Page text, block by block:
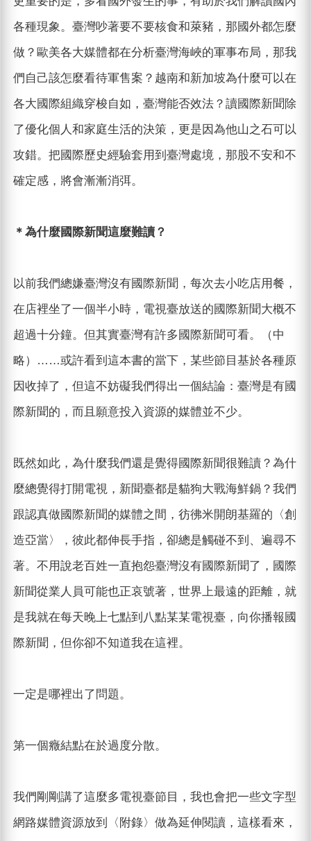
各種現象。臺灣吵著要不要核食和萊豬，那國外都怎麼
做？歐美各大媒體都在分析臺灣海峽的軍事布局，那我
們自己該怎麼看待軍售案？越南和新加坡為什麼可以在
各大國際組織穿梭自如，臺灣能否效法？讀國際新聞除
了優化個人和家庭生活的決策，更是因為他山之石可以
攻錯。把國際歷史經驗套用到臺灣處境，那股不安和不
確定感，將會漸漸消弭。
＊為什麼國際新聞這麼難讀？
以前我們總嫌臺灣沒有國際新聞，每次去小吃店用餐，
在店裡坐了一個半小時，電視臺放送的國際新聞大概不
超過十分鐘。但其實臺灣有許多國際新聞可看。（中
略）……或許看到這本書的當下，某些節目基於各種原
因收掉了，但這不妨礙我們得出一個結論：臺灣是有國
際新聞的，而且願意投入資源的媒體並不少。
既然如此，為什麼我們還是覺得國際新聞很難讀？為什
麼總覺得打開電視，新聞臺都是貓狗大戰海鮮鍋？我們
跟認真做國際新聞的媒體之間，彷彿米開朗基羅的〈創
造亞當〉，彼此都伸長手指，卻總是觸碰不到、遍尋不
著。不用說老百姓一直抱怨臺灣沒有國際新聞了，國際
新聞從業人員可能也正哀號著，世界上最遠的距離，就
是我就在每天晚上七點到八點某某電視臺，向你播報國
際新聞，但你卻不知道我在這裡。
一定是哪裡出了問題。
第一個癥結點在於過度分散。
我們剛剛講了這麼多電視臺節目，我也會把一些文字型
網路媒體資源放到〈附錄〉做為延伸閱讀，這樣看來，